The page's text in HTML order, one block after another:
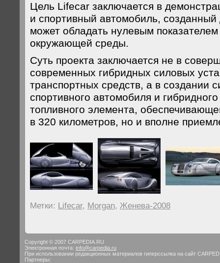
Цель Lifecar заключается в
и спортивный автомобиль, созданный
может обладать нулевым показателем
окружающей среды.
Суть проекта заключается не в
современных гибридных силовых
транспортных средств, а в создании
спортивного автомобиля и
топливного элемента,
в 320 километров, но и вполне
Метки: Lifecar, Morgan, Женева-2008
Copyright © 2007 CARPEDIA.RU
Электронная почта: info@carpedia.ru
При использовании редакционных материалов гиперссылка на сайт
Партнеры: